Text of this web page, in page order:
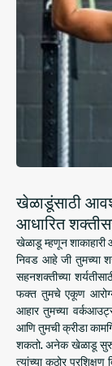
खेळाडूंसाठी
आधारित
खेळाडू म्हणून
निवड आहे जी तुमच्या
सहनशक्तीच्या
फक्त तुमचे एकूण
आहार तुमच्या
आणि तुमची क्रीडा
शकतो. अनेक खेळाडू
त्यांच्या कठोर